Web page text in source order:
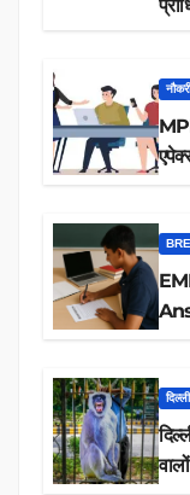
नौकरी
दिल्ली